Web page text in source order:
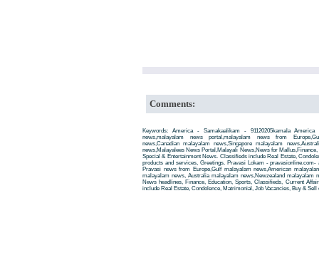
Comments:
Keywords: America - Samakaalikam - 91120205kamala America
news,malayalam news portal,malayalam news from
news,Canadian malayalam news,Singapore malayalam
news,Malayalees News Portal,Malayali News,News for
Special & Entertainment News. Classifieds include Real Estate,
products and services, Greetings. Pravasi Lokam -
Pravasi news from Europe,Gulf malayalam news,American
malayalam news, Australia malayalam news,Newzealand malayalam
News headlines, Finance, Education, Sports, Classifieds, Current
include Real Estate, Condolence, Matrimonial, Job Vacancies, Buy &